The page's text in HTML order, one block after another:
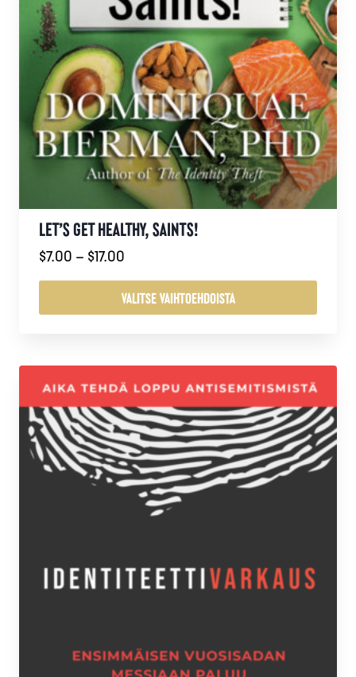
LET’S GET HEALTHY, SAINTS!
$7.00 – $17.00Hintaluokka:
-
$17.00
VALITSE VAIHTOEHDOISTA
on
useampi
muunnelma.
Voit
tehdä
valinnat
tuotteen